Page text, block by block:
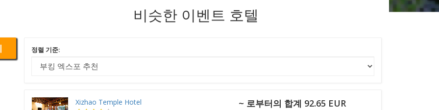
비슷한 이벤트 호텔
정렬 기준:
Xizhao Temple Hotel ~ 로부터의 합계 92.65 EUR